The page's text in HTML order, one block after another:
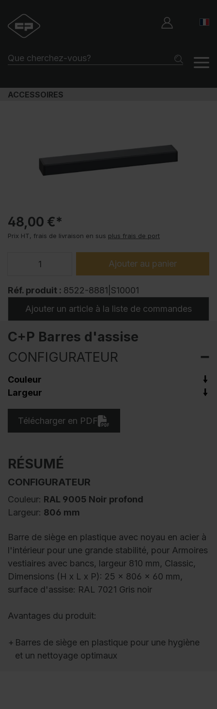
ACCESSOIRES
48,00 €*
Prix HT, frais de livraison en sus plus frais de port
Ajouter au panier
Réf. produit : 8522-8881|S10001
Ajouter un article à la liste de commandes
C+P Barres d'assise
CONFIGURATEUR
Couleur
Largeur
Télécharger en PDF
RÉSUMÉ
CONFIGURATEUR
Couleur: RAL 9005 Noir profond
Largeur: 806 mm
Barre de siège en plastique avec noyau en acier à
l'intérieur pour une grande stabilité, pour Armoires
vestiaires avec bancs, largeur 810 mm, Classic,
Dimensions (H x L x P): 25 x 806 x 60 mm,
surface d'assise: RAL 7021 Gris noir
Avantages du produit:
+ Barres de siège en plastique pour une hygiène
et un nettoyage optimaux